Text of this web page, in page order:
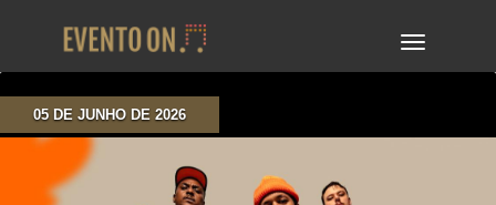
TOGGLE
05 DE JUNHO DE 2026